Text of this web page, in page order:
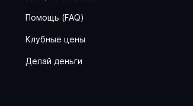
Помощь (FAQ)
Клубные цены
Делай деньги